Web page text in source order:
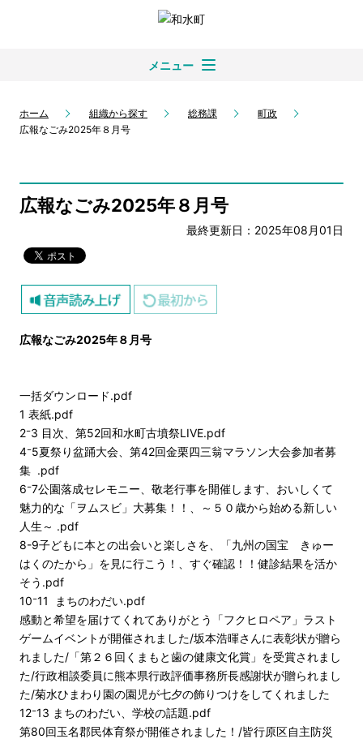
メニュー
ホーム 組織から探す 総務課
町政
広報なごみ2025年８月号
広報なごみ2025年８月号
最終更新日：2025年08月01日
広報なごみ2025年８月号
一括ダウンロード.pdf
1 表紙.pdf
2⁻3 目次、第52回和水町古墳祭LIVE.pdf
4⁻5夏祭り盆踊大会、第42回金栗四三翁マラソン大会参加者募
集 .pdf
6⁻7公園落成セレモニー、敬老行事を開催します、おいしくて
魅力的な「ヲムスビ」大募集！！、～５０歳から始める新しい
人生～ .pdf
8-9子どもに本との出会いと楽しさを、「九州の国宝 きゅー
はくのたから」を見に行こう！、すぐ確認！！健診結果を活か
そう.pdf
10⁻11 まちのわだい.pdf
感動と希望を届けてくれてありがとう「フクヒロペア」ラスト
ゲームイベントが開催されました/坂本浩暉さんに表彰状が贈ら
れました/「第２６回くまもと歯の健康文化賞」を受賞されまし
た/行政相談委員に熊本県行政評価事務所長感謝状が贈られまし
た/菊水ひまわり園の園児が七夕の飾りつけをしてくれました
12⁻13 まちのわだい、学校の話題.pdf
第80回玉名郡民体育祭が開催されました！/皆行原区自主防災